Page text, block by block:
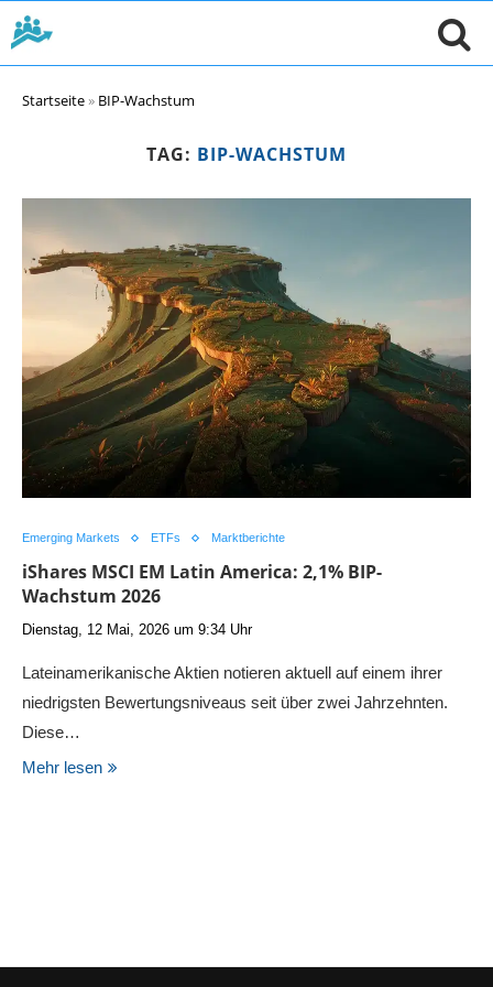
Startseite» BIP-Wachstum
TAG: BIP-WACHSTUM
Emerging Markets ETFs Marktberichte
iShares MSCI EM Latin America: 2,1% BIP-
Wachstum 2026
Dienstag, 12 Mai, 2026 um 9:34 Uhr
Lateinamerikanische Aktien notieren aktuell auf einem ihrer
niedrigsten Bewertungsniveaus seit über zwei Jahrzehnten.
Diese…
Mehr lesen